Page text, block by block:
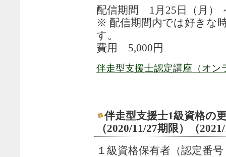
配信期間 1月25日（月）
※ 配信期間内では好きな
す。
費用 5,000円
伴走型支援士認定講座（オン
伴走型支援士1級資格の
（2020/11/27期限）（
１級資格保有者（認定番